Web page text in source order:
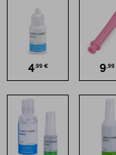
4,99 € 9,99